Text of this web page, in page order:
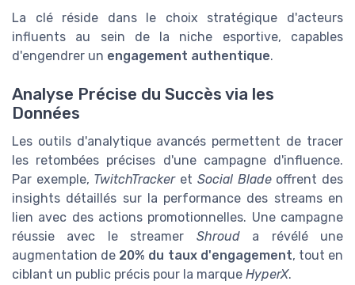
La clé réside dans le choix stratégique d'acteurs
influents au sein de la niche esportive, capables
d'engendrer un engagement authentique.
Analyse Précise du Succès via les
Données
Les outils d'analytique avancés permettent de tracer
les retombées précises d'une campagne d'influence.
Par exemple, TwitchTrackeret Social Bladeoffrent des
insights détaillés sur la performance des streams en
lien avec des actions promotionnelles. Une campagne
réussie avec le streamer Shrouda révélé une
augmentation de 20% du taux d'engagement, tout en
ciblant un public précis pour la marque HyperX.